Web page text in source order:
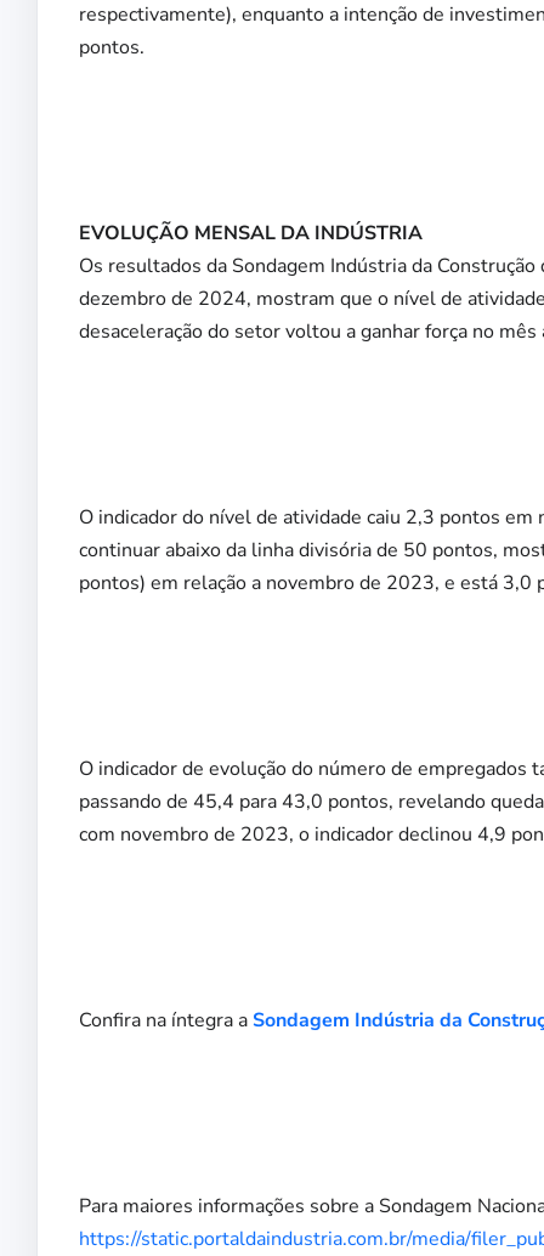
respectivamente), enquanto a intenção de
pontos.
EVOLUÇÃO MENSAL DA INDÚSTRIA
Os resultados da Sondagem Indústria da
dezembro de 2024, mostram que o nível de
desaceleração do setor voltou a ganhar força no
O indicador do nível de atividade caiu 2,3 pontos
continuar abaixo da linha divisória de 50 pontos,
pontos) em relação a novembro de 2023, e está
O indicador de evolução do número de
passando de 45,4 para 43,0 pontos, revelando
com novembro de 2023, o indicador declinou 4,9
Confira na íntegra aSondagem Indústria da
Para maiores informações sobre a Sondagem
https://static.portaldaindustria.com.br/media/